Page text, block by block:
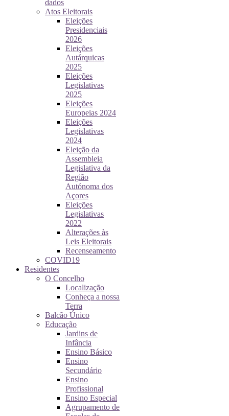
dados
Atos Eleitorais
Eleições
Presidenciais
2026
Eleições
Autárquicas
2025
Eleições
Legislativas
2025
Eleições
Europeias 2024
Eleições
Legislativas
2024
Eleição da
Assembleia
Legislativa da
Região
Autónoma dos
Açores
Eleições
Legislativas
2022
Alterações às
Leis Eleitorais
Recenseamento
COVID19
Residentes
O Concelho
Localização
Conheça a nossa
Terra
Balcão Único
Educação
Jardins de
Infância
Ensino Básico
Ensino
Secundário
Ensino
Profissional
Ensino Especial
Agrupamento de